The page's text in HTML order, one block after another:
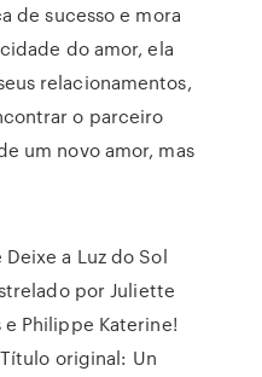
de sucesso e mora
do amor, ela
relacionamentos,
o parceiro
um novo amor, mas
a Luz do Sol
por Juliette
Philippe Katerine!
original: Un